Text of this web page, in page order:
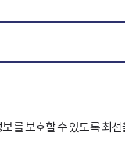
보호할 수 있도록 최선